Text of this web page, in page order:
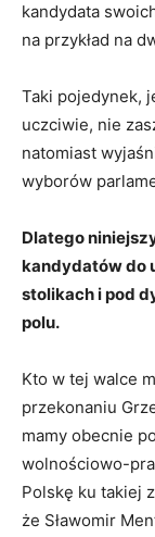
kandydata
na przykład na
Taki pojedynek,
uczciwie, nie
natomiast
wyborów
Dlatego
kandydatów do
stolikach i pod
polu.
Kto w tej walce
przekonaniu
mamy obecnie
wolnościowo-
Polskę ku takiej
że Sławomir